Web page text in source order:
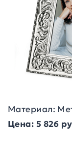
Материал:
Цена: 5 826